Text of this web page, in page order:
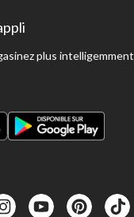
plus intelligemment